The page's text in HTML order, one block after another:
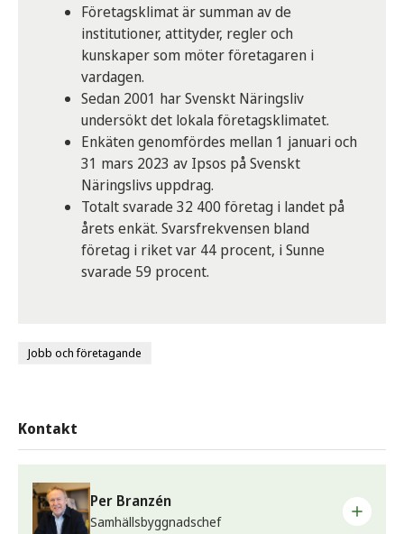
Företagsklimat är summan av de
institutioner, attityder, regler och
kunskaper som möter företagaren i
vardagen.
Sedan 2001 har Svenskt Näringsliv
undersökt det lokala företagsklimatet.
Enkäten genomfördes mellan 1 januari och
31 mars 2023 av Ipsos på Svenskt
Näringslivs uppdrag.
Totalt svarade 32 400 företag i landet på
årets enkät. Svarsfrekvensen bland
företag i riket var 44 procent, i Sunne
svarade 59 procent.
Jobb och företagande
Kontakt
Per Branzén
Samhällsbyggnadschef